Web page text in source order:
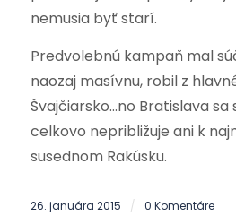
nemusia byť starí.
Predvolebnú kampaň mal
naozaj masívnu, robil z
Švajčiarsko…no Bratislava
celkovo nepribližuje ani k
susednom Rakúsku.
26. januára 2015 / 0 Komentáre